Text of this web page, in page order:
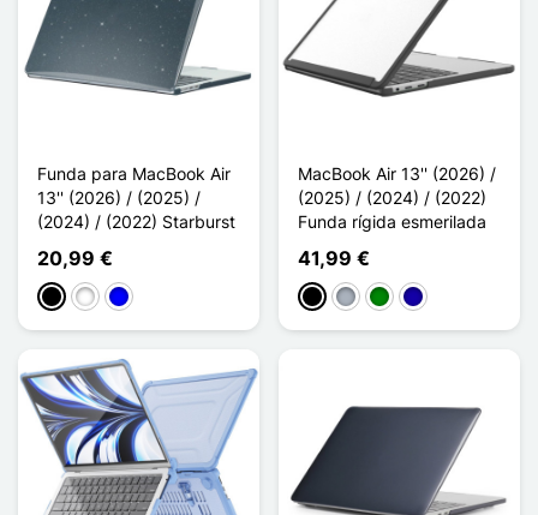
Funda para MacBook Air
13'' (2026) / (2025) /
(2024) / (2022) Starburst
20,99 €
NegroBlanco
Azul
MacBook Air 13'' (2026) /
(2025) / (2024) / (2022)
Funda rígida esmerilada
41,99 €
NegroGris VerdeAzul oscuro